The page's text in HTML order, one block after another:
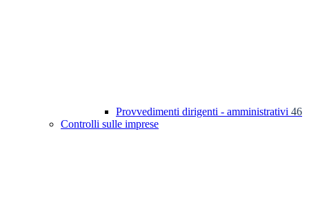
Provvedimenti dirigenti - amministrativi 46
Controlli sulle imprese